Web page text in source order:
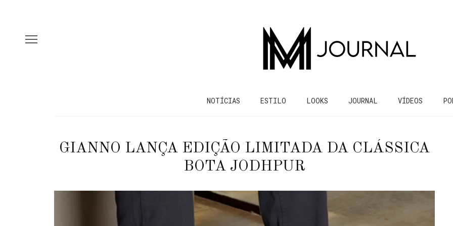
NOTÍCIAS ESTILO LOOKS JOURNAL VÍDEOS
GIANNO LANÇA EDIÇÃO LIMITADA DA CLÁSSICA
BOTA JODHPUR